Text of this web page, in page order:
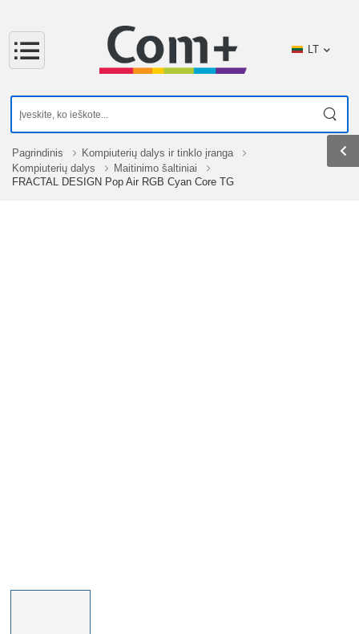
LT
Pagrindinis
Kompiuterių dalys ir tinklo įranga
Kompiuterių dalys
Maitinimo šaltiniai
FRACTAL DESIGN Pop Air RGB Cyan Core TG